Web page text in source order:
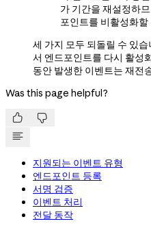
가 기간을 재설정하
포인트를 비활성화할
세 가지 모두 되돌릴 수 있
서 엔드포인트를 다시 활성
동안 발생한 이벤트는 재전
Was this page helpful?
 
지원되는 이벤트 유형
엔드포인트 등록
서명 검증
이벤트 처리
전달 동작